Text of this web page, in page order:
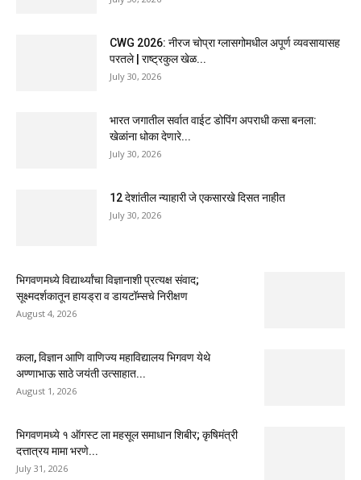
CWG 2026: नीरज चोप्रा ग्लासगोमधील अपूर्ण व्यवसायासह
परतले | राष्ट्रकुल खेळ...
July 30, 2026
भारत जगातील सर्वात वाईट डोपिंग अपराधी कसा बनला:
खेळांना धोका देणारे...
July 30, 2026
12 देशांतील न्याहारी जे एकसारखे दिसत नाहीत
July 30, 2026
भिगवणमध्ये विद्यार्थ्यांचा विज्ञानाशी प्रत्यक्ष संवाद;
सूक्ष्मदर्शकातून हायड्रा व डायटॉम्सचे निरीक्षण
August 4, 2026
कला, विज्ञान आणि वाणिज्य महाविद्यालय भिगवण येथे
अण्णाभाऊ साठे जयंती उत्साहात...
August 1, 2026
भिगवणमध्ये १ ऑगस्ट ला महसूल समाधान शिबीर; कृषिमंत्री
दत्तात्रय मामा भरणे...
July 31, 2026